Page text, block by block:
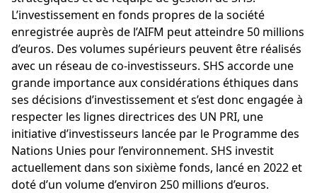
L’investissement en fonds propres de la société
enregistrée auprès de l’AIFM peut atteindre 50 millions
d’euros. Des volumes supérieurs peuvent être réalisés
avec un réseau de co-investisseurs. SHS accorde une
grande importance aux considérations éthiques dans
ses décisions d’investissement et s’est donc engagée à
respecter les lignes directrices des UN PRI, une
initiative d’investisseurs lancée par le Programme des
Nations Unies pour l’environnement. SHS investit
actuellement dans son sixième fonds, lancé en 2022 et
doté d’un volume d’environ 250 millions d’euros.